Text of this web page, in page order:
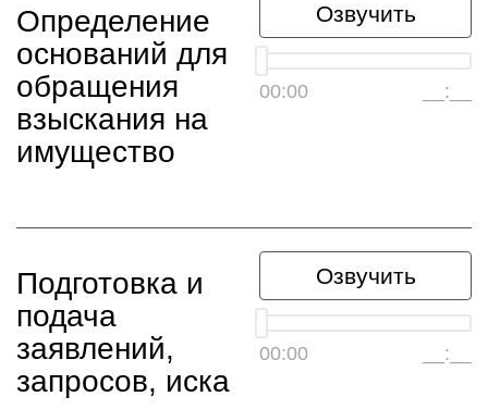
Озвучить
00:00 __:__
Определение
оснований для
обращения
взыскания на
имущество
Озвучить
00:00 __:__
Подготовка и
подача
заявлений,
запросов, иска